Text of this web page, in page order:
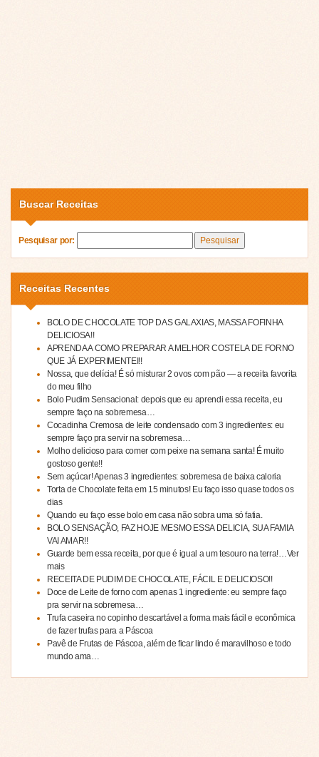
Buscar Receitas
Pesquisar por:
Receitas Recentes
BOLO DE CHOCOLATE TOP DAS GALAXIAS, MASSA FOFINHA
DELICIOSA!!
APRENDA A COMO PREPARAR A MELHOR COSTELA DE FORNO
QUE JÁ EXPERIMENTEI!!
Nossa, que delícia! É só misturar 2 ovos com pão — a receita favorita
do meu filho
Bolo Pudim Sensacional: depois que eu aprendi essa receita, eu
sempre faço na sobremesa…
Cocadinha Cremosa de leite condensado com 3 ingredientes: eu
sempre faço pra servir na sobremesa…
Molho delicioso para comer com peixe na semana santa! É muito
gostoso gente!!
Sem açúcar! Apenas 3 ingredientes: sobremesa de baixa caloria
Torta de Chocolate feita em 15 minutos! Eu faço isso quase todos os
dias
Quando eu faço esse bolo em casa não sobra uma só fatia.
BOLO SENSAÇÃO, FAZ HOJE MESMO ESSA DELICIA, SUA FAMIA
VAI AMAR!!
Guarde bem essa receita, por que é igual a um tesouro na terra!…Ver
mais
RECEITA DE PUDIM DE CHOCOLATE, FÁCIL E DELICIOSO!!
Doce de Leite de forno com apenas 1 ingrediente: eu sempre faço
pra servir na sobremesa…
Trufa caseira no copinho descartável a forma mais fácil e econômica
de fazer trufas para a Páscoa
Pavê de Frutas de Páscoa, além de ficar lindo é maravilhoso e todo
mundo ama…